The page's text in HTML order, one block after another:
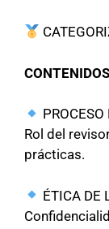
PROCESO
Rol del
prácticas.
ÉTICA DE